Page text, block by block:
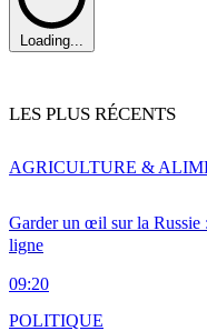
Loading...
LES PLUS RÉCENTS
Garder un œil sur la Russie
ligne
09:20
AGRICULTURE &
POLITIQUE